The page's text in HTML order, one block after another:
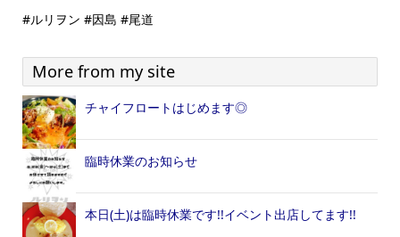
#ルリヲン #因島 #尾道
More from my site
チャイフロートはじめます◎
臨時休業のお知らせ
本日(土)は臨時休業です!!イベント出店してます!!